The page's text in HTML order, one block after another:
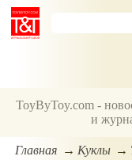
ToyByToy.com -
и
Главная Куклы